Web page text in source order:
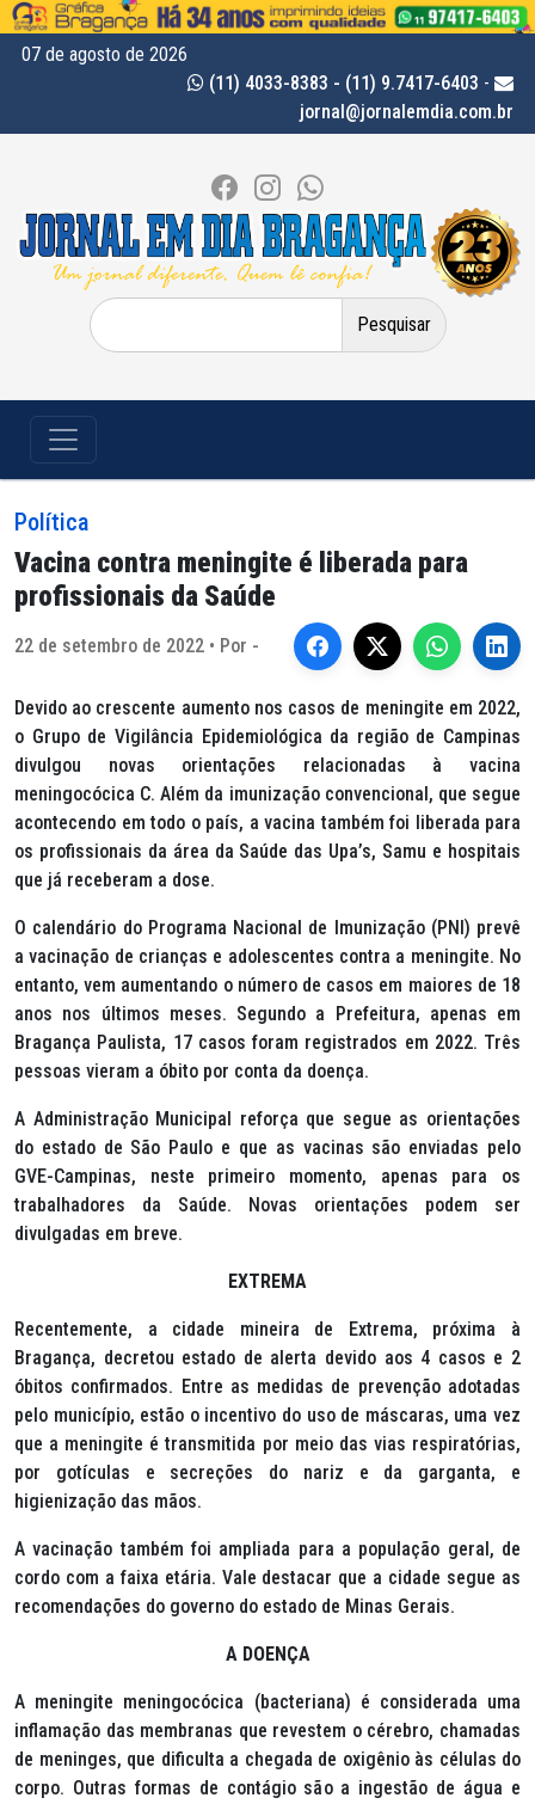
07 de agosto de 2026
(11) 4033-8383 - (11) 9.7417-6403 -
jornal@jornalemdia.com.br
Pesquisar
por:
Política
Vacina contra meningite é liberada para
profissionais da Saúde
22 de setembro de 2022 • Por -
Devido ao crescente aumento nos casos de meningite em 2022,
o Grupo de Vigilância Epidemiológica da região de Campinas
divulgou novas orientações relacionadas à vacina
meningocócica C. Além da imunização convencional, que segue
acontecendo em todo o país, a vacina também foi liberada para
os profissionais da área da Saúde das Upa’s, Samu e hospitais
que já receberam a dose.
O calendário do Programa Nacional de Imunização (PNI) prevê
a vacinação de crianças e adolescentes contra a meningite. No
entanto, vem aumentando o número de casos em maiores de 18
anos nos últimos meses. Segundo a Prefeitura, apenas em
Bragança Paulista, 17 casos foram registrados em 2022. Três
pessoas vieram a óbito por conta da doença.
A Administração Municipal reforça que segue as orientações
do estado de São Paulo e que as vacinas são enviadas pelo
GVE-Campinas, neste primeiro momento, apenas para os
trabalhadores da Saúde. Novas orientações podem ser
divulgadas em breve.
EXTREMA
Recentemente, a cidade mineira de Extrema, próxima à
Bragança, decretou estado de alerta devido aos 4 casos e 2
óbitos confirmados. Entre as medidas de prevenção adotadas
pelo município, estão o incentivo do uso de máscaras, uma vez
que a meningite é transmitida por meio das vias respiratórias,
por gotículas e secreções do nariz e da garganta, e
higienização das mãos.
A vacinação também foi ampliada para a população geral, de
cordo com a faixa etária. Vale destacar que a cidade segue as
recomendações do governo do estado de Minas Gerais.
A DOENÇA
A meningite meningocócica (bacteriana) é considerada uma
inflamação das membranas que revestem o cérebro, chamadas
de meninges, que dificulta a chegada de oxigênio às células do
corpo. Outras formas de contágio são a ingestão de água e